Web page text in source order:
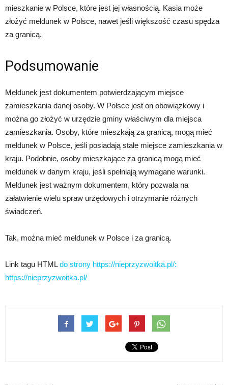
mieszkanie w Polsce, które jest jej własnością. Kasia może
złożyć meldunek w Polsce, nawet jeśli większość czasu spędza
za granicą.
Podsumowanie
Meldunek jest dokumentem potwierdzającym miejsce
zamieszkania danej osoby. W Polsce jest on obowiązkowy i
można go złożyć w urzędzie gminy właściwym dla miejsca
zamieszkania. Osoby, które mieszkają za granicą, mogą mieć
meldunek w Polsce, jeśli posiadają stałe miejsce zamieszkania w
kraju. Podobnie, osoby mieszkające za granicą mogą mieć
meldunek w danym kraju, jeśli spełniają wymagane warunki.
Meldunek jest ważnym dokumentem, który pozwala na
załatwienie wielu spraw urzędowych i otrzymanie różnych
świadczeń.
Tak, można mieć meldunek w Polsce i za granicą.
Link tagu HTMLdo strony https://nieprzyzwoitka.pl/:
https://nieprzyzwoitka.pl/